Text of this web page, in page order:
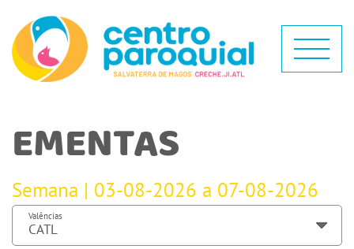
EMENTAS
Semana | 03-08-2026 a 07-08-2026
Valências